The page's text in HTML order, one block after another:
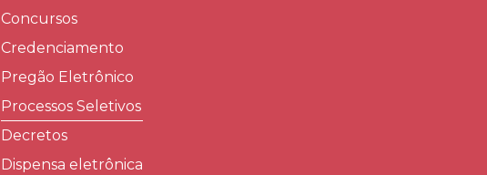
Concursos
Credenciamento
Pregão Eletrônico
Processos Seletivos
Decretos
Dispensa eletrônica